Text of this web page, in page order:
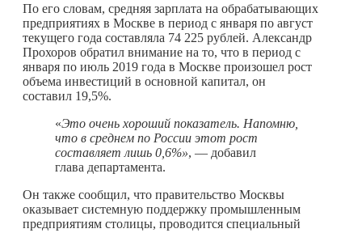
По его словам, средняя зарплата на обрабатывающих
предприятиях в Москве в период с января по август
текущего года составляла 74 225 рублей. Александр
Прохоров обратил внимание на то, что в период с
января по июль 2019 года в Москве произошел рост
объема инвестиций в основной капитал, он
составил 19,5%.
«Это очень хороший показатель. Напомню,
что в среднем по России этот рост
составляет лишь 0,6%», — добавил
глава департамента.
Он также сообщил, что правительство Москвы
оказывает системную поддержку промышленным
предприятиям столицы, проводится специальный